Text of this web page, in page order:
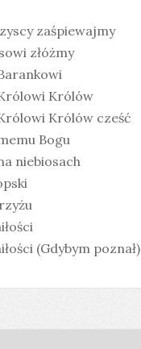
zaśpiewajmy
złóżmy
Królów
Królów cześć
Bogu
niebiosach
(Gdybym poznał)